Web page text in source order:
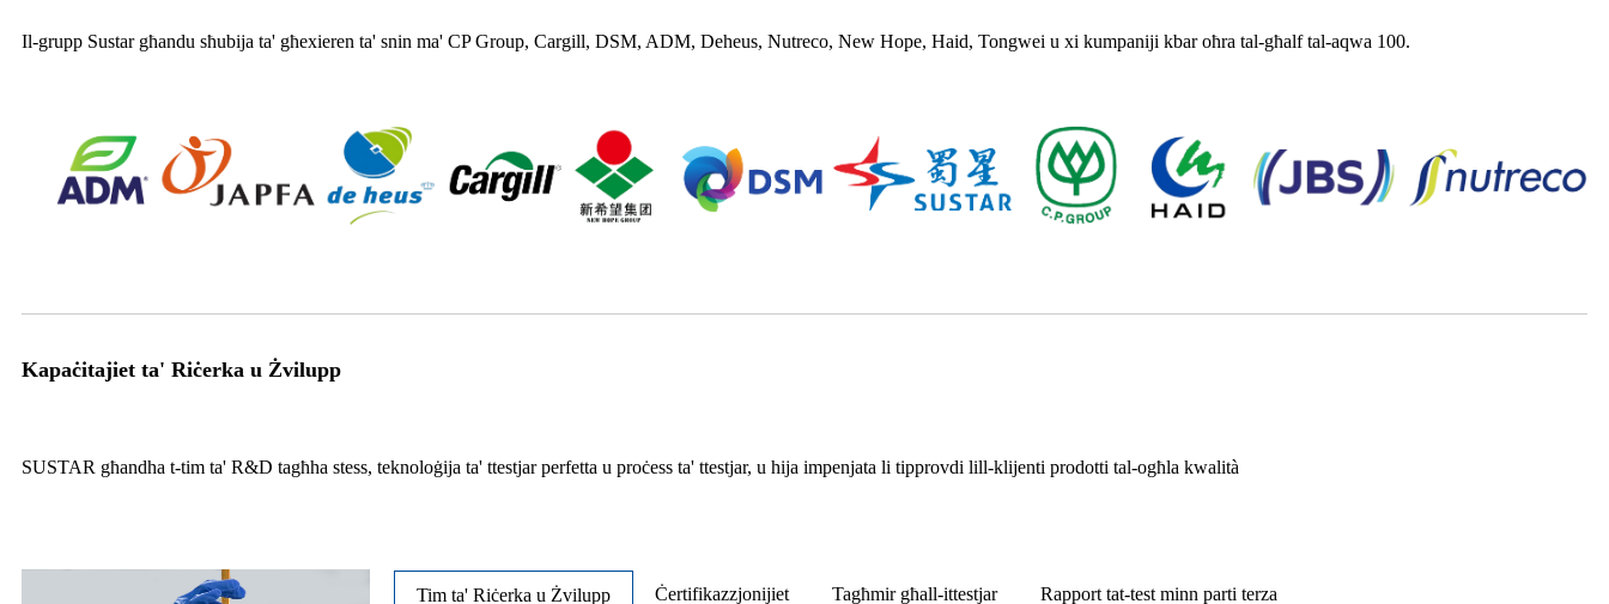
Il-grupp Sustar għandu sħubija ta' għexieren ta' snin ma' CP Group, Cargill, DSM, ADM, Deheus, Nutreco, New Hope, Haid, Tongwei u xi kumpaniji kbar oħra tal-għalf tal-aqwa 100.
Kapaċitajiet ta' Riċerka u Żvilupp
SUSTAR għandha t-tim ta' R&D tagħha stess, teknoloġija ta' ttestjar perfetta u proċess ta' ttestjar, u hija impenjata li tipprovdi lill-klijenti prodotti tal-ogħla kwalità
Tim ta' Riċerka u Żvilupp Ċertifikazzjonijiet Tagħmir għall-ittestjar Rapport tat-test minn parti terza